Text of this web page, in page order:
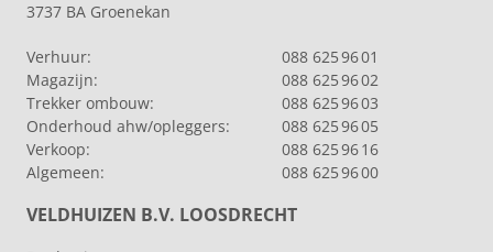
3737 BA Groenekan
Verhuur:
088 625 96 01
Magazijn:
088 625 96 02
Trekker ombouw:
088 625 96 03
Onderhoud ahw/opleggers:
088 625 96 05
Verkoop:
088 625 96 16
Algemeen:
088 625 96 00
VELDHUIZEN B.V. LOOSDRECHT